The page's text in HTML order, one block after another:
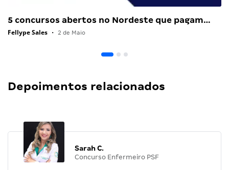
5 concursos abertos no Nordeste que pagam…
Fellype Sales • 2 de Maio
Depoimentos relacionados
Sarah C.
Concurso Enfermeiro PSF